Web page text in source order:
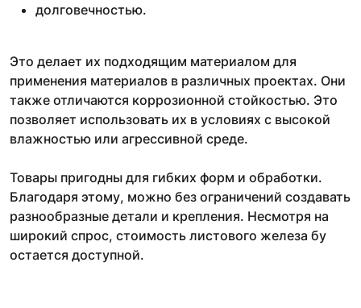
долговечностью.
Это делает их подходящим материалом для
применения материалов в различных проектах. Они
также отличаются коррозионной стойкостью. Это
позволяет использовать их в условиях с высокой
влажностью или агрессивной среде.
Товары пригодны для гибких форм и обработки.
Благодаря этому, можно без ограничений создавать
разнообразные детали и крепления. Несмотря на
широкий спрос, стоимость листового железа бу
остается доступной.